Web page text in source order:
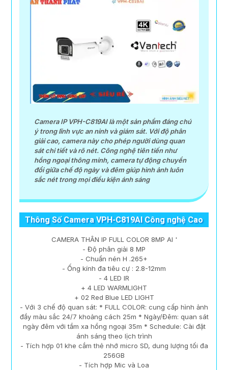
Camera IP VPH-C819AI là một sản phẩm đáng chú
ý trong lĩnh vực an ninh và giám sát. Với độ phân
giải cao, camera này cho phép người dùng quan
sát chi tiết và rõ nét. Công nghệ tiên tiến như
hồng ngoại thông minh, camera tự động chuyển
đổi giữa chế độ ngày và đêm giúp hình ảnh luôn
sắc nét trong mọi điều kiện ánh sáng
Thông Số Camera VPH-C819AI Công nghệ Cao
CAMERA THÂN IP FULL COLOR 8MP AI '
- Độ phân giải 8 MP
- Chuẩn nén H .265+
- Ống kính đa tiêu cự : 2.8-12mm
- 4 LED IR
+ 4 LED WARMLIGHT
+ 02 Red Blue LED LIGHT
- Với 3 chế độ quan sát: * FULL COLOR: cung cấp hình ảnh
đầy màu sắc 24/7 khoảng cách 25m * Ngày/Đêm: quan sát
ngày đêm với tầm xa hồng ngoại 35m * Schedule: Cài đặt
ánh sáng theo lịch trình
- Tích hợp 01 khe cắm thẻ nhớ micro SD, dung lượng tối đa
256GB
- Tích hợp Mic và Loa